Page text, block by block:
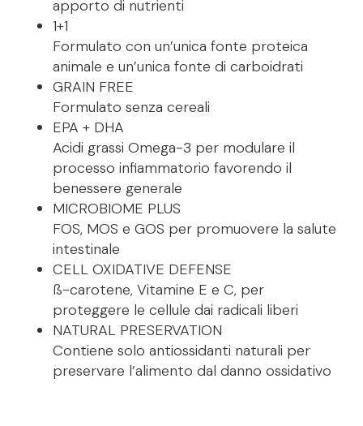
apporto di nutrienti
1+1
Formulato con un’unica fonte proteica
animale e un’unica fonte di carboidrati
GRAIN FREE
Formulato senza cereali
EPA + DHA
Acidi grassi Omega-3 per modulare il
processo infiammatorio favorendo il
benessere generale
MICROBIOME PLUS
FOS, MOS e GOS per promuovere la salute
intestinale
CELL OXIDATIVE DEFENSE
ß-carotene, Vitamine E e C, per
proteggere le cellule dai radicali liberi
NATURAL PRESERVATION
Contiene solo antiossidanti naturali per
preservare l’alimento dal danno ossidativo